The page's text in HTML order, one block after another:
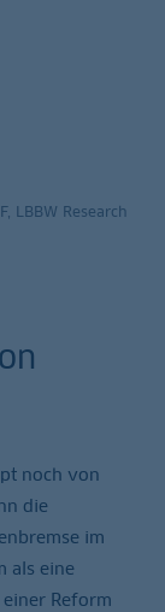
LBBW Research
noch von
die
im
als eine
Reform